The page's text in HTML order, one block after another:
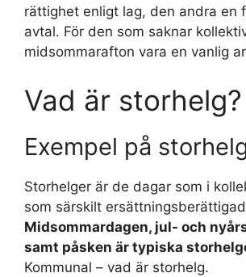
rättighet enligt lag, den andra en
avtal. För den som saknar
midsommarafton vara en vanlig
Vad är storhelg?
Exempel på
Storhelger är de dagar som i
som särskilt
Midsommardagen, jul- och
samt påsken är typiska
Kommunal – vad är storhelg.